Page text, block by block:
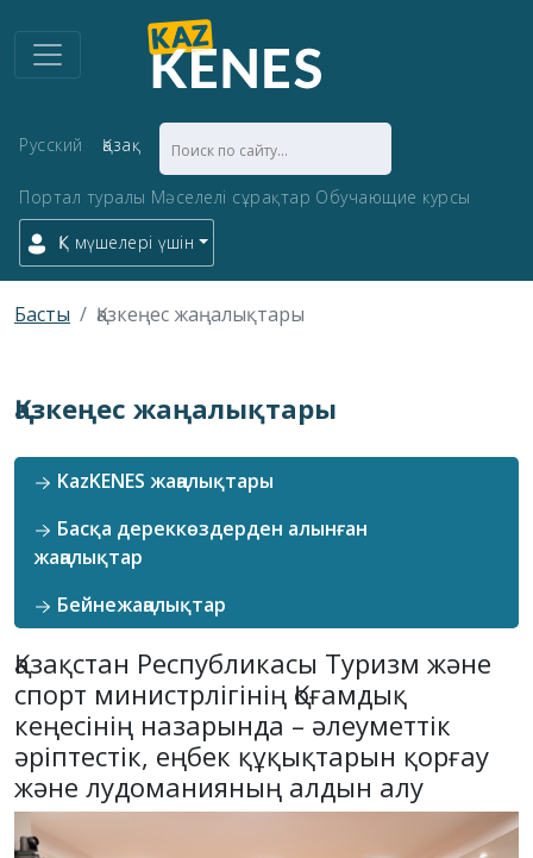
Русский Қазақ
Портал туралы Мәселелі сұрақтар Обучающие курсы
ҚК мүшелері үшін
Басты Қазкеңес жаңалықтары
Қазкеңес жаңалықтары
KazKENES жаңалықтары
Басқа дереккөздерден алынған
жаңалықтар
Бейнежаңалықтар
Қазақстан Республикасы Туризм және
спорт министрлігінің Қоғамдық
кеңесінің назарында – әлеуметтік
әріптестік, еңбек құқықтарын қорғау
және лудоманияның алдын алу